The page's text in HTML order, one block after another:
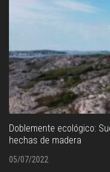
Doblemente ecológico:
hechas de madera
05/07/2022